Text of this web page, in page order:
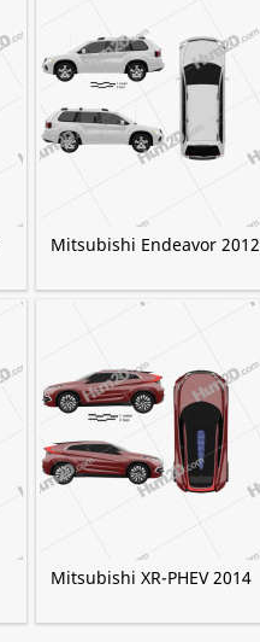
Mitsubishi Endeavor 2012
Mitsubishi XR-PHEV 2014